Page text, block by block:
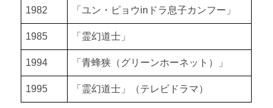
1982 「ユン・ピョウin ドラ息子カンフー」
1985 「霊幻道士」
1994 「青蜂狭（グリーンホーネット）」
1995 「霊幻道士」（テレビドラマ）